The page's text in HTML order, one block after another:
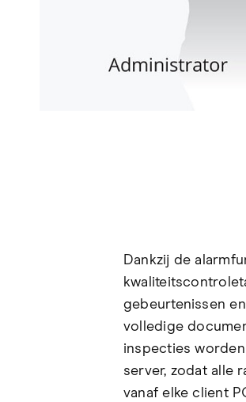
Dankzij de
gebeurtenissen
volledige
inspecties
server, zodat alle
vanaf elke client